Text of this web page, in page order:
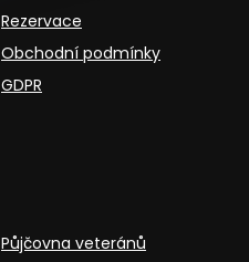
Rezervace
Obchodní podmínky
GDPR
Půjčovna veteránů